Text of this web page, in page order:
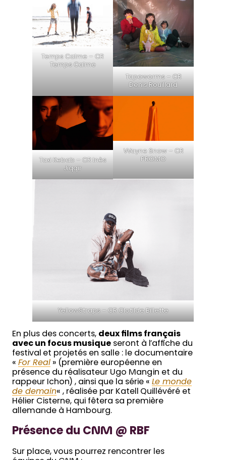
Temps Calme – CR
Temps Calme
Tapeworms – CR
Denis Rouillard
Taxi Kebab – CR Inès
Jiqqir
Wayne Snow – CR
PROMO
YellowStraps – CR Clotilde Billette
En plus des concerts, deux films français
avec un focus musique seront à l’affiche du
festival et projetés en salle : le documentaire
« For Real » (première européenne en
présence du réalisateur Ugo Mangin et du
rappeur Ichon) , ainsi que la série « Le monde
de demain« , réalisée par Katell Quillévéré et
Hélier Cisterne, qui fêtera sa première
allemande à Hambourg.
Présence du CNM @ RBF
Sur place, vous pourrez rencontrer les